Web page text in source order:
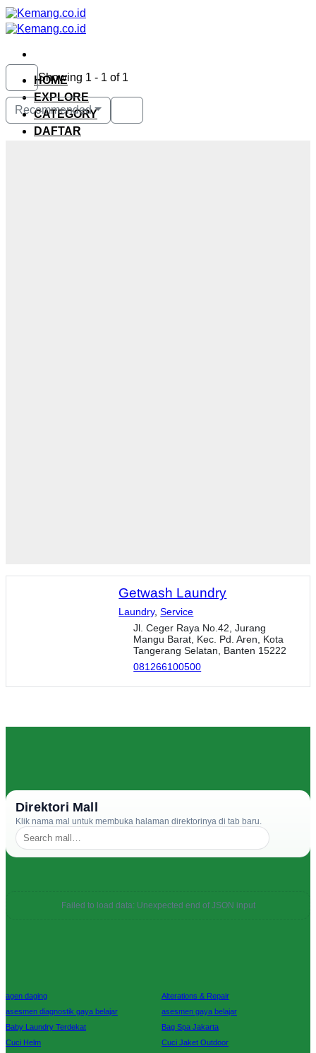
Skip
to
content
HOME
EXPLORE
CATEGORY
DAFTAR
Showing 1 - 1 of 1
Recommended
Getwash Laundry
Laundry,Service
Jl. Ceger Raya No.42, Jurang
Mangu Barat, Kec. Pd. Aren, Kota
Tangerang Selatan, Banten 15222
081266100500
Direktori Mall
Klik nama mal untuk membuka halaman direktorinya di tab baru.
Failed to load data: Unexpected end of JSON input
agen daging
Alterations & Repair
asesmen diagnostik gaya belajar
asesmen gaya belajar
Baby Laundry Terdekat
Bag Spa Jakarta
Cuci Helm
Cuci Jaket Outdoor